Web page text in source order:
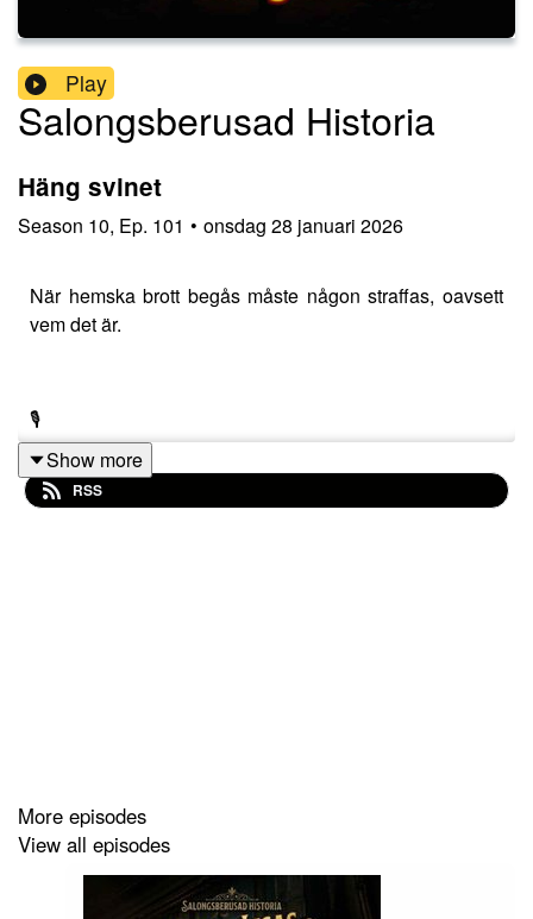
Play
Salongsberusad Historia
Häng svinet
Season 10, Ep. 101 • onsdag 28 januari 2026
När hemska brott begås måste någon straffas, oavsett
vem det är.
🎙️
22 november 2025
Drottningholmsmusiken. Utgiven av Musica Sveciae
• Vernon Dalhart - The Alcoholic Blues
Show more
RSS
More episodes
View all episodes